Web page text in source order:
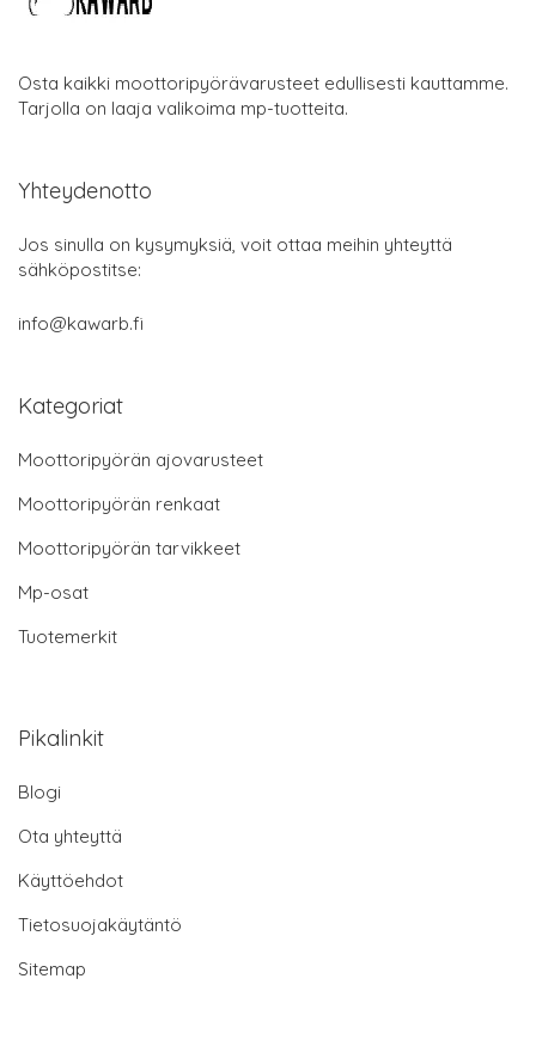
Osta kaikki moottoripyörävarusteet edullisesti kauttamme.
Tarjolla on laaja valikoima mp-tuotteita.
Yhteydenotto
Jos sinulla on kysymyksiä, voit ottaa meihin yhteyttä
sähköpostitse:
info@kawarb.fi
Kategoriat
Moottoripyörän ajovarusteet
Moottoripyörän renkaat
Moottoripyörän tarvikkeet
Mp-osat
Tuotemerkit
Pikalinkit
Blogi
Ota yhteyttä
Käyttöehdot
Tietosuojakäytäntö
Sitemap